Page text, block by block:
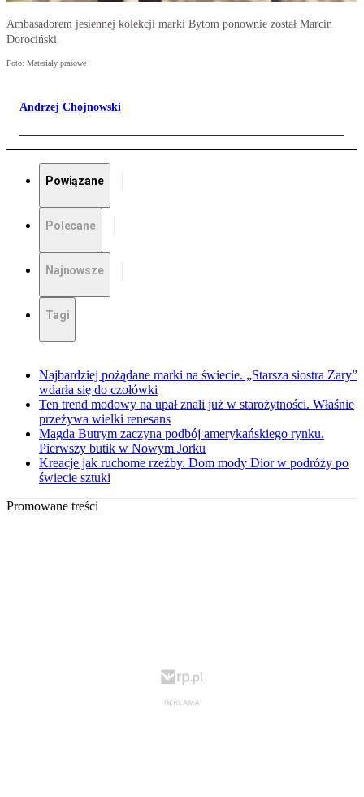
Ambasadorem jesiennej kolekcji marki Bytom ponownie został Marcin
Dorociński.
Foto: Materiały prasowe
Andrzej Chojnowski
Powiązane
Polecane
Najnowsze
Tagi
Najbardziej pożądane marki na świecie. „Starsza siostra Zary”
wdarła się do czołówki
Ten trend modowy na upał znali już w starożytności. Właśnie
przeżywa wielki renesans
Magda Butrym zaczyna podbój amerykańskiego rynku.
Pierwszy butik w Nowym Jorku
Kreacje jak ruchome rzeźby. Dom mody Dior w podróży po
świecie sztuki
Promowane treści